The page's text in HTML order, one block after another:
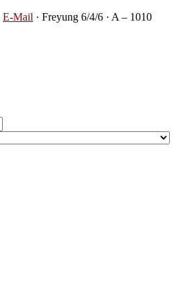
E-Mail · Freyung 6/4/6 · A – 1010